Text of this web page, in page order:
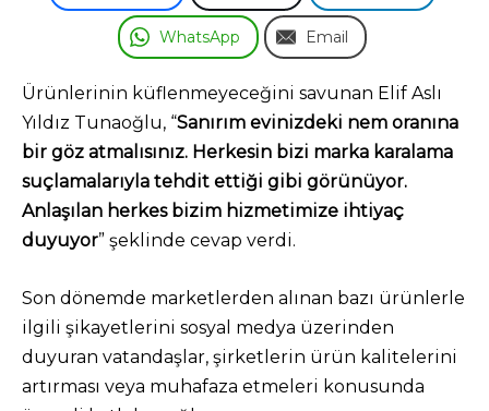
WhatsApp Email
Ürünlerinin küflenmeyeceğini savunan Elif Aslı
Yıldız Tunaoğlu, “Sanırım evinizdeki nem oranına
bir göz atmalısınız. Herkesin bizi marka karalama
suçlamalarıyla tehdit ettiği gibi görünüyor.
Anlaşılan herkes bizim hizmetimize ihtiyaç
duyuyor” şeklinde cevap verdi.
Son dönemde marketlerden alınan bazı ürünlerle
ilgili şikayetlerini sosyal medya üzerinden
duyuran vatandaşlar, şirketlerin ürün kalitelerini
artırması veya muhafaza etmeleri konusunda